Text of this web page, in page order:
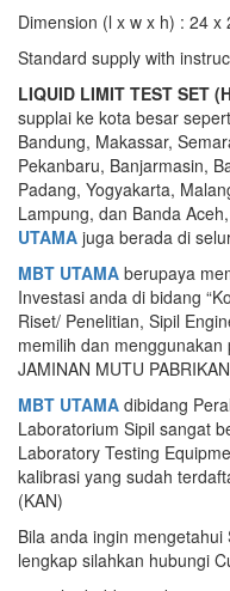
Dimension (l x w x h) : 24
Standard supply with
LIQUID LIMIT TEST SET
supplai ke kota besar
Bandung, Makassar,
Pekanbaru, Banjarmasin,
Padang, Yogyakarta,
Lampung, dan Banda
UTAMA juga berada di
MBT UTAMA berupaya
Investasi anda di bidang
Riset/ Penelitian, Sipil
memilih dan menggunakan
JAMINAN MUTU PABRIKAN
MBT UTAMA dibidang
Laboratorium Sipil sangat
Laboratory Testing
kalibrasi yang sudah
(KAN)
Bila anda ingin
lengkap silahkan hubungi